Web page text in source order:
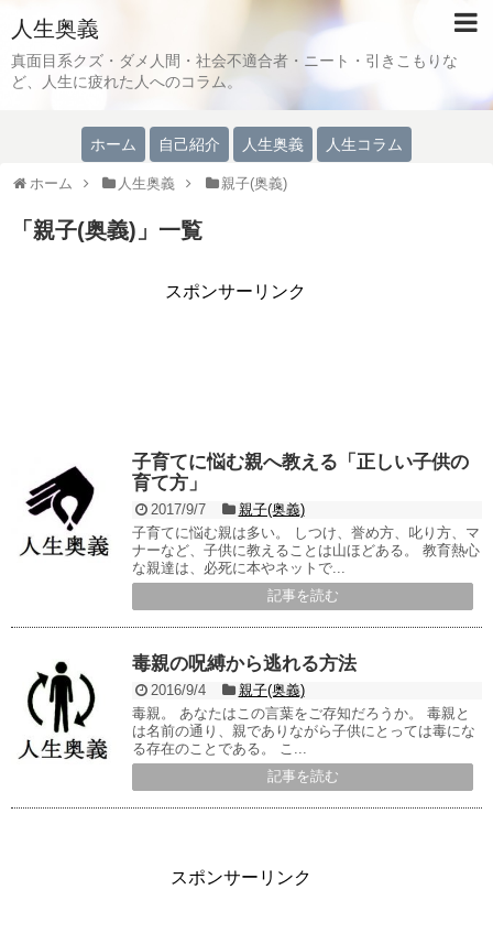
人生奥義
真面目系クズ・ダメ人間・社会不適合者・ニート・引きこもりな
ど、人生に疲れた人へのコラム。
ホーム 自己紹介 人生奥義 人生コラム
ホーム 人生奥義 親子(奥義)
「 親子(奥義) 」 一覧
スポンサーリンク
子育てに悩む親へ教える「正しい子供の
育て方」
2017/9/7
親子(奥義)
子育てに悩む親は多い。 しつけ、誉め方、叱り方、マ
ナーなど、子供に教えることは山ほどある。 教育熱心
な親達は、必死に本やネットで...
記事を読む
毒親の呪縛から逃れる方法
2016/9/4
親子(奥義)
毒親。 あなたはこの言葉をご存知だろうか。 毒親と
は名前の通り、親でありながら子供にとっては毒にな
る存在のことである。 こ...
記事を読む
スポンサーリンク